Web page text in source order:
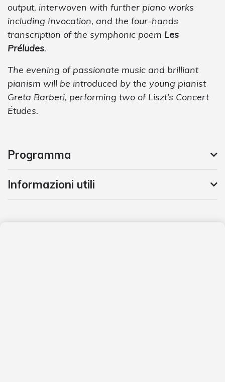
output, interwoven with further piano works
including Invocation, and the four-hands
transcription of the symphonic poem Les
Préludes.
The evening of passionate music and brilliant
pianism will be introduced by the young pianist
Greta Barberi, performing two of Liszt’s Concert
Études.
Programma
Informazioni utili